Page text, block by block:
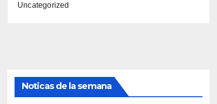
Uncategorized
Noticas de la semana